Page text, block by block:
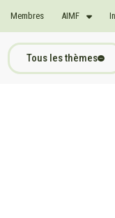
Membres AIMF
Tous les thèmes